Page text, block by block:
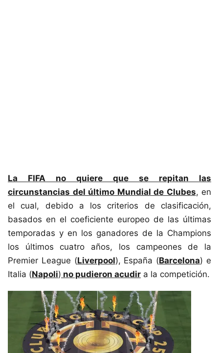
La FIFA no quiere que se repitan las
circunstancias del último Mundial de Clubes, en
el cual, debido a los criterios de clasificación,
basados en el coeficiente europeo de las últimas
temporadas y en los ganadores de la Champions
los últimos cuatro años, los campeones de la
Premier League (Liverpool), España (Barcelona) e
Italia (Napoli) no pudieron acudir a la competición.